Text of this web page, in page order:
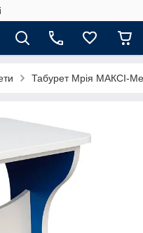
Табурет Мрія МАКСІ-